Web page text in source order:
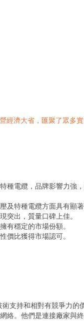
經濟大省，匯聚了眾多
種電纜，品牌影響力強
及特種電纜方面具有顯著
突出，質量口碑上佳。
有穩定的市場份額。
價比獲得市場認可。
支持和相對有競爭力的
絡。他們是連接廠家與